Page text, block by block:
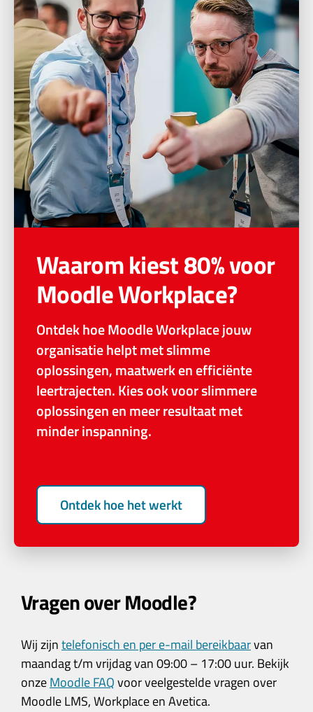
Waarom kiest 80% voor
Moodle Workplace?
Ontdek hoe Moodle Workplace jouw
organisatie helpt met slimme
oplossingen, maatwerk en efficiënte
leertrajecten. Kies ook voor slimmere
oplossingen en meer resultaat met
minder inspanning.
Ontdek hoe het werkt
Vragen over Moodle?
Wij zijntelefonisch en per e-mail bereikbaarvan
maandag t/m vrijdag van 09:00 – 17:00 uur. Bekijk
onzeMoodle FAQvoor veelgestelde vragen over
Moodle LMS, Workplace en Avetica.